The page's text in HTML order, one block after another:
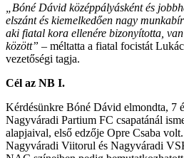
„Bóné Dávid középpályásként és
elszánt és kiemelkedően nagy
aki fiatal kora ellenére bizonyította,
között” – méltatta a fiatal focistát
vezetőségi tagja.
Cél az NB I.
Kérdésünkre Bóné Dávid elmondta, 7
Nagyváradi Partium FC csapatánál
alapjaival, első edzője Opre Csaba
Nagyváradi Viitorul és Nagyváradi